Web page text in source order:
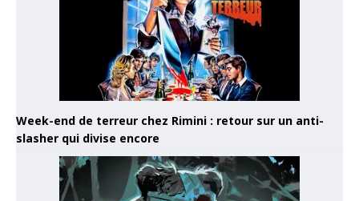
Week-end de terreur chez Rimini : retour sur un anti-
slasher qui divise encore